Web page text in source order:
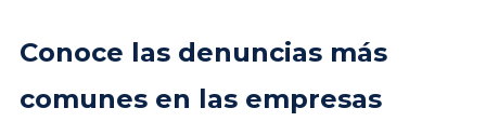
Conoce las denuncias más
comunes en las empresas